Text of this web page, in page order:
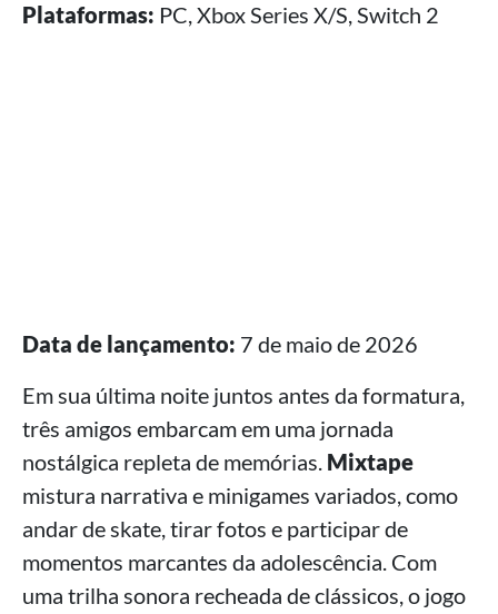
Plataformas: PC, Xbox Series X/S, Switch 2
Data de lançamento: 7 de maio de 2026
Em sua última noite juntos antes da formatura,
três amigos embarcam em uma jornada
nostálgica repleta de memórias. Mixtape
mistura narrativa e minigames variados, como
andar de skate, tirar fotos e participar de
momentos marcantes da adolescência. Com
uma trilha sonora recheada de clássicos, o jogo